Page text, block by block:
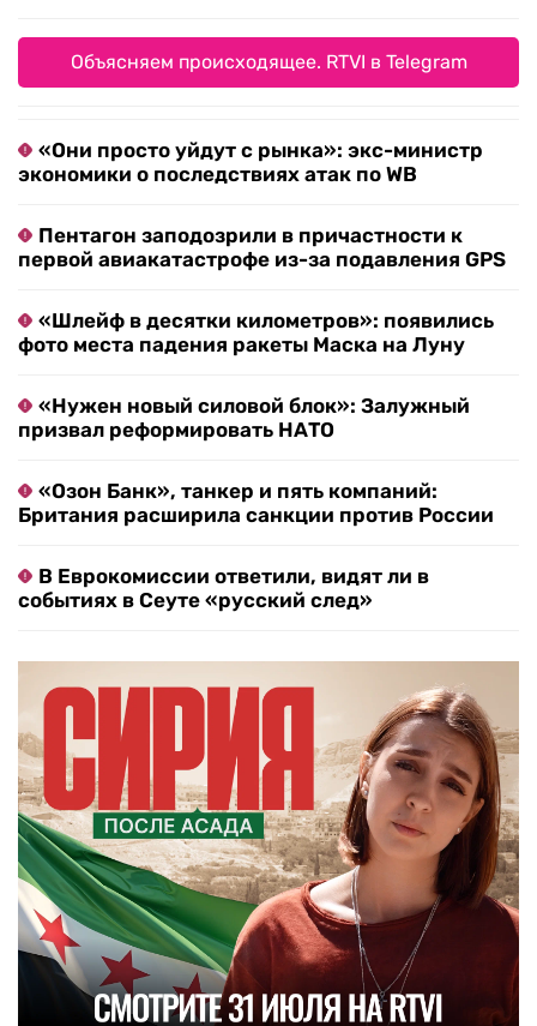
Объясняем происходящее. RTVI в Telegram
«Они просто уйдут с рынка»: экс-министр
экономики о последствиях атак по WB
Пентагон заподозрили в причастности к
первой авиакатастрофе из-за подавления GPS
«Шлейф в десятки километров»: появились
фото места падения ракеты Маска на Луну
«Нужен новый силовой блок»: Залужный
призвал реформировать НАТО
«Озон Банк», танкер и пять компаний:
Британия расширила санкции против России
В Еврокомиссии ответили, видят ли в
событиях в Сеуте «русский след»